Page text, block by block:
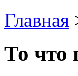
Главная
То что